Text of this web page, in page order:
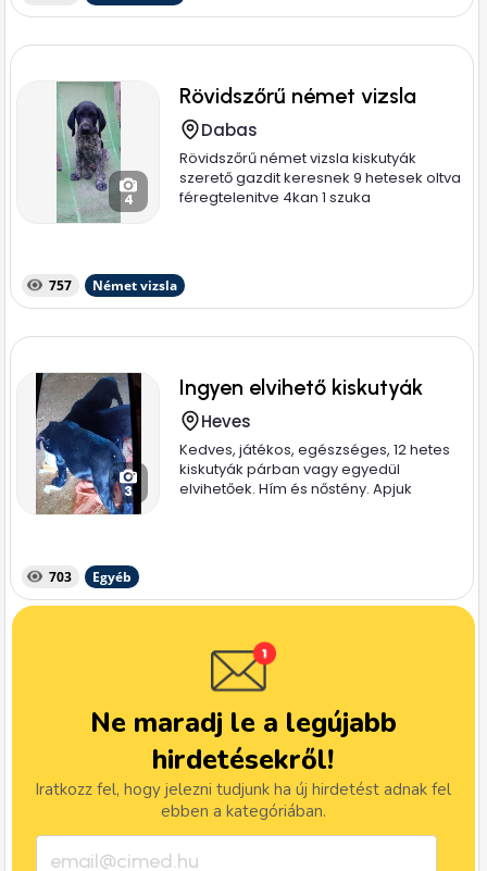
4
Rövidszőrű német vizsla
Dabas
Rövidszőrű német vizsla kiskutyák
szerető gazdit keresnek 9 hetesek oltva
féregtelenitve 4kan 1 szuka
757 Német vizsla
3
Ingyen elvihető kiskutyák
Heves
Kedves, játékos, egészséges, 12 hetes
kiskutyák párban vagy egyedül
elvihetőek. Hím és nőstény. Apjuk
703 Egyéb
Ne maradj le a legújabb
hirdetésekről!
Iratkozz fel, hogy jelezni tudjunk ha új hirdetést adnak fel
ebben a kategóriában.